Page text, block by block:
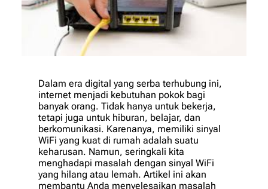
Dalam era digital yang serba terhubung ini,
internet menjadi kebutuhan pokok bagi
banyak orang. Tidak hanya untuk bekerja,
tetapi juga untuk hiburan, belajar, dan
berkomunikasi. Karenanya, memiliki sinyal
WiFi yang kuat di rumah adalah suatu
keharusan. Namun, seringkali kita
menghadapi masalah dengan sinyal WiFi
yang hilang atau lemah. Artikel ini akan
membantu Anda menyelesaikan masalah